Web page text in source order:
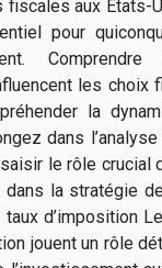
fiscales aux États-
pour
les choix
la
dans
le rôle crucial
dans la stratégie
taux d’imposition
jouent un rôle